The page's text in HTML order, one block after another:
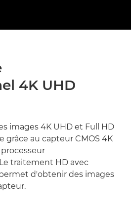
4K UHD
images 4K UHD et Full HD
grâce au capteur CMOS 4K
traitement HD avec
d'obtenir des images